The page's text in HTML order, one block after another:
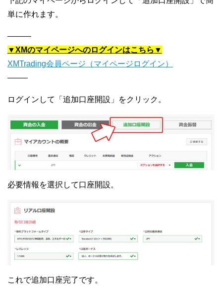
単に作れます。
———
▼XMのマイページへのログインはこちら▼
XMTrading会員ページ（マイページログイン）
——–
ログインして「追加口座開設」をクリック。
必要情報を選択して口座開設。
これで追加口座完了です。